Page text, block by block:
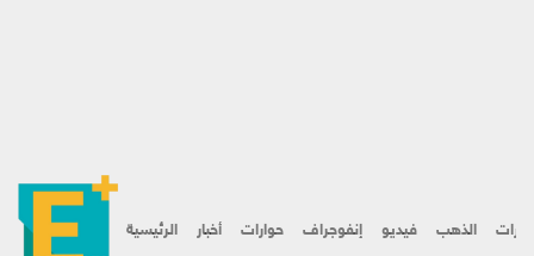
الرئيسية أخبار حوارات إنفوجراف فيديو الذهب